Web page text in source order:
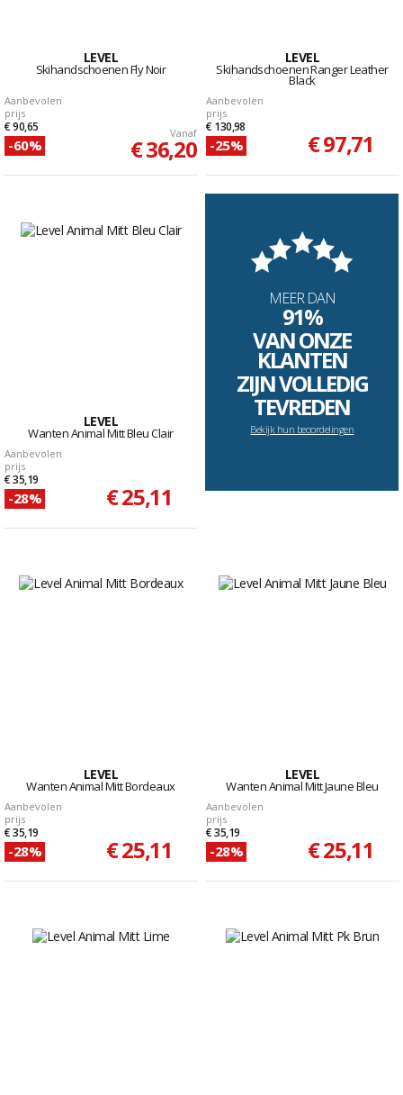
LEVEL
Skihandschoenen Fly Noir
Aanbevolen
prijs
€ 90,65
-60%
Vanaf
€ 36,20
LEVEL
Skihandschoenen Ranger Leather
Black
Aanbevolen
prijs
€ 130,98
-25% € 97,71
LEVEL
Wanten Animal Mitt Bleu Clair
Aanbevolen
prijs
€ 35,19
-28% € 25,11
MEER DAN
91%
VAN ONZE
KLANTEN
ZIJN VOLLEDIG
TEVREDEN
Bekijk hun beoordelingen
LEVEL
Wanten Animal Mitt Bordeaux
Aanbevolen
prijs
€ 35,19
-28% € 25,11
LEVEL
Wanten Animal Mitt Jaune Bleu
Aanbevolen
prijs
€ 35,19
-28% € 25,11